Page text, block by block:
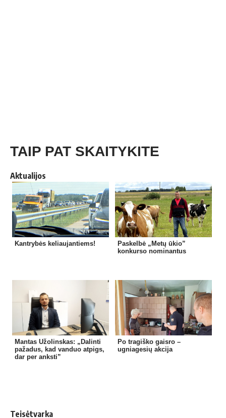
TAIP PAT SKAITYKITE
Aktualijos
Kantrybės keliaujantiems!
Paskelbė „Metų ūkio”
konkurso nominantus
Mantas Užolinskas: „Dalinti
pažadus, kad vanduo atpigs,
dar per anksti”
Po tragiško gaisro –
ugniagesių akcija
Teisėtvarka